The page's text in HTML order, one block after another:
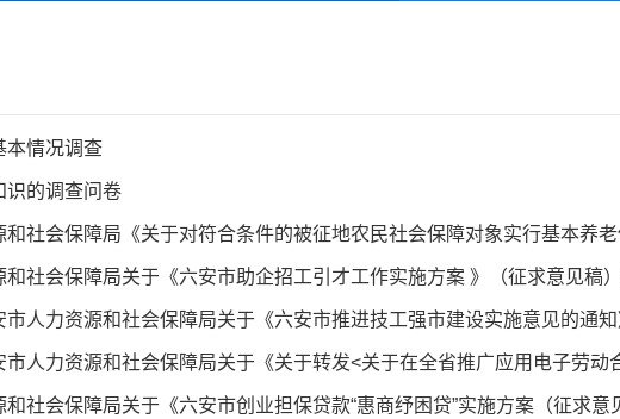
本情况调查
识的调查问卷